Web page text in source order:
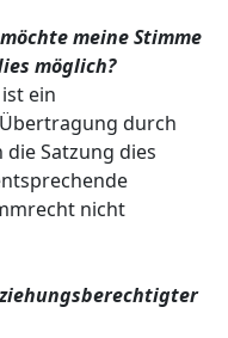
meine Stimme
möglich?
ein
durch
Satzung dies
nicht